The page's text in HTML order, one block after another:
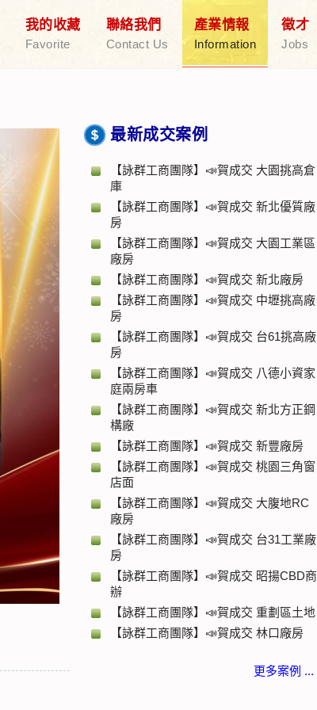
我的收藏
Favorite
聯絡我們
Contact Us
產業情報
Information
徵才
Jobs
最新成交案例
【詠群工商團隊】📣賀成交 大園挑高倉
庫
【詠群工商團隊】📣賀成交 新北優質廠
房
【詠群工商團隊】📣賀成交 大園工業區
廠房
【詠群工商團隊】📣賀成交 新北廠房
【詠群工商團隊】📣賀成交 中壢挑高廠
房
【詠群工商團隊】📣賀成交 台61挑高廠
房
【詠群工商團隊】📣賀成交 八德小資家
庭兩房車
【詠群工商團隊】📣賀成交 新北方正鋼
構廠
【詠群工商團隊】📣賀成交 新豐廠房
【詠群工商團隊】📣賀成交 桃園三角窗
店面
【詠群工商團隊】📣賀成交 大腹地RC
廠房
【詠群工商團隊】📣賀成交 台31工業廠
房
【詠群工商團隊】📣賀成交 昭揚CBD商
辦
【詠群工商團隊】📣賀成交 重劃區土地
【詠群工商團隊】📣賀成交 林口廠房
更多案例 ...